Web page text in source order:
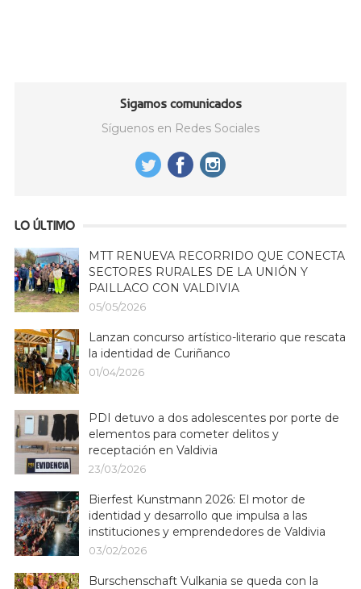
Sigamos comunicados
Síguenos en Redes Sociales
LO ÚLTIMO
MTT RENUEVA RECORRIDO QUE CONECTA
SECTORES RURALES DE LA UNIÓN Y
PAILLACO CON VALDIVIA
05/05/2026
Lanzan concurso artístico-literario que rescata
la identidad de Curiñanco
01/04/2026
PDI detuvo a dos adolescentes por porte de
elementos para cometer delitos y
receptación en Valdivia
23/03/2026
Bierfest Kunstmann 2026: El motor de
identidad y desarrollo que impulsa a las
instituciones y emprendedores de Valdivia
03/02/2026
Burschenschaft Vulkania se queda con la